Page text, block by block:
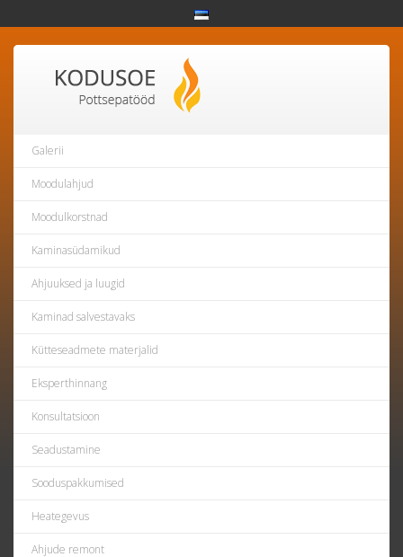
Galerii
Moodulahjud
Moodulkorstnad
Kaminasüdamikud
Ahjuuksed ja luugid
Kaminad salvestavaks
Kütteseadmete materjalid
Eksperthinnang
Konsultatsioon
Seadustamine
Sooduspakkumised
Heategevus
Ahjude remont